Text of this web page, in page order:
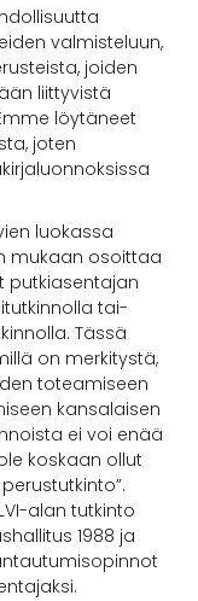
valmisteluun,
joiden
liittyvistä
löytäneet
joten
luokassa
mukaan osoittaa
putkiasentajan
tai-
Tässä
on merkitystä,
toteamiseen
kansalaisen
ei voi enää
koskaan ollut
alan tutkinto
1988 ja